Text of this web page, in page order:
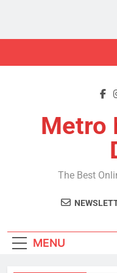
Metro
The Best
MENU